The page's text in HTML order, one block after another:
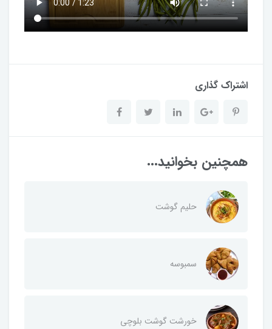
اشتراک گذاری
همچنین بخوانید...
حلیم گوشت
سمبوسه
خورشت گوشت بلوچی